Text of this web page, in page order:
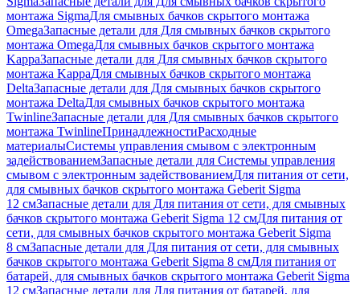
монтажа SigmaДля смывных бачков скрытого монтажа
OmegaЗапасные детали для Для смывных бачков скрытого
монтажа OmegaДля смывных бачков скрытого монтажа
KappaЗапасные детали для Для смывных бачков скрытого
монтажа KappaДля смывных бачков скрытого монтажа
DeltaЗапасные детали для Для смывных бачков скрытого
монтажа DeltaДля смывных бачков скрытого монтажа
TwinlineЗапасные детали для Для смывных бачков скрытого
монтажа TwinlineПринадлежностиРасходные
материалыСистемы управления смывом с электронным
задействованиемЗапасные детали для Системы управления
смывом с электронным задействованиемДля питания от сети,
для смывных бачков скрытого монтажа Geberit Sigma
12 смЗапасные детали для Для питания от сети, для смывных
бачков скрытого монтажа Geberit Sigma 12 смДля питания от
сети, для смывных бачков скрытого монтажа Geberit Sigma
8 смЗапасные детали для Для питания от сети, для смывных
бачков скрытого монтажа Geberit Sigma 8 смДля питания от
батарей, для смывных бачков скрытого монтажа Geberit Sigma
12 смЗапасные детали для Для питания от батарей, для